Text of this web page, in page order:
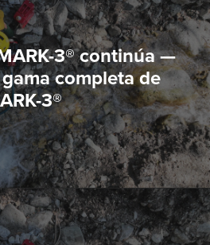
3® continúa —
completa de
3®